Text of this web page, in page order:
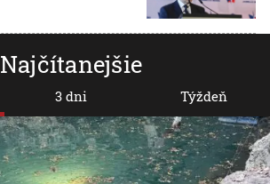
Najčítanejšie
3 dni Týždeň